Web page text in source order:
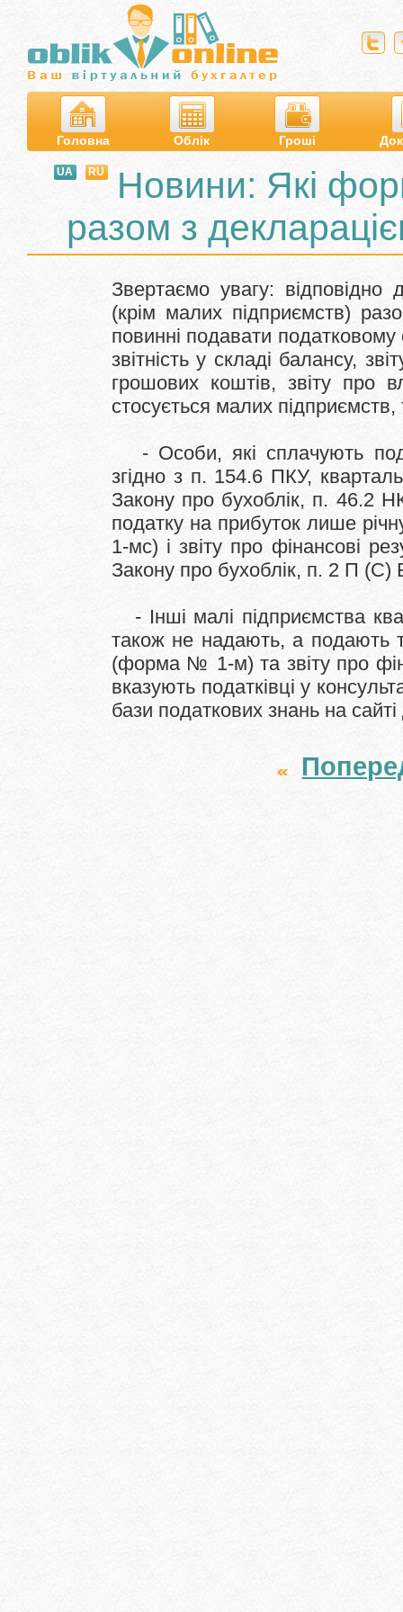
Головна Облік Гроші
UA RU
Новини: Які
разом з
Звертаємо увагу:
(крім малих підприємств)
повинні подавати
звітність у складі балансу,
грошових коштів, звіту про
стосується малих
- Особи, які сплачують
згідно з п. 154.6 ПКУ,
Закону про бухоблік, п. 46.2
податку на прибуток лише
1-мс) і звіту про фінансові
Закону про бухоблік, п. 2 П (С)
- Інші малі підприємства
також не надають, а подають
(форма № 1-м) та звіту про
вказують податківці у
бази податкових знань на